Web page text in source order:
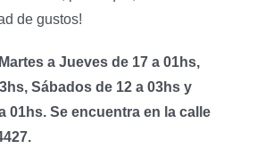
de gustos!
Martes a Jueves de 17 a 01hs,
Sábados de 12 a 03hs y
01hs. Se encuentra en la calle